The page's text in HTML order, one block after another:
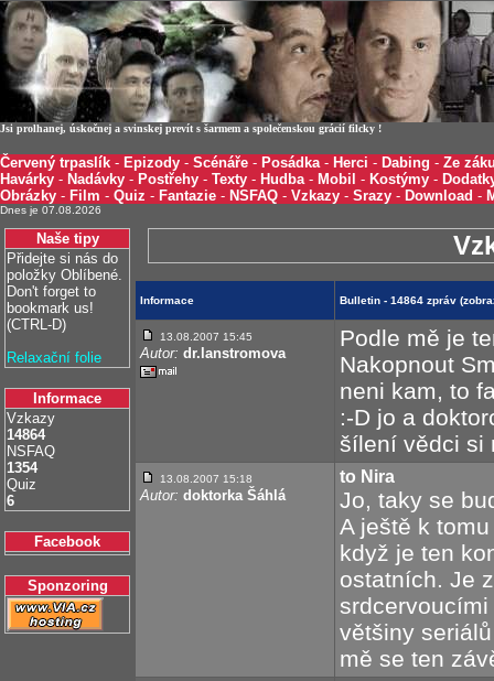
Jsi prolhanej, úskočnej a svinskej prevít s šarmem a společenskou grácií filcky !
Červený trpaslík - Epizody - Scénáře - Posádka- Herci - Dabing - Ze
Havárky - Nadávky - Postřehy - Texty - Hudba- Mobil - Kostýmy -
Obrázky - Film - Quiz - Fantazie - NSFAQ - Vzkazy - Srazy - Download -
Dnes je 07.08.2026
Naše tipy
Přidejte si nás do
položky Oblíbené.
Don't forget to
bookmark us!
(CTRL-D)
Relaxační folie
Informace
Vzkazy
14864
NSFAQ
1354
Quiz
6
Facebook
Sponzoring
Informace Bulletin - 14864 zpráv
13.08.2007 15:45
Autor: dr.lanstromova
Podle mě je
Nakopnout
neni kam, to
:-D jo a
šílení vědci si
13.08.2007 15:18
Autor: doktorka Šáhlá
to Nira
Jo, taky se
A ještě k
když je ten
ostatních. Je
většiny
mě se ten